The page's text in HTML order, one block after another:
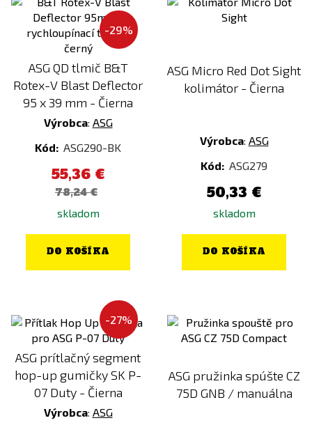
Šedá
Strieborná
Transparentná
Zelená
Zlatá
Žltá
€ 489€
-29%
ASG QD tlmič B&T
Rotex-V Blast Deflector
95 x 39 mm - Čierna
Výrobca: ASG
Kód: ASG290-BK
55,36 €
78,24 €
skladom
DO KOŠÍKA
ASG Micro Red Dot Sight
kolimátor - Čierna
Výrobca: ASG
Kód: ASG279
50,33 €
skladom
DO KOŠÍKA
-27%
ASG prítlačný segment
hop-up gumičky SK P-
07 Duty - Čierna
Výrobca: ASG
ASG pružinka spúšte CZ
75D GNB / manuálna